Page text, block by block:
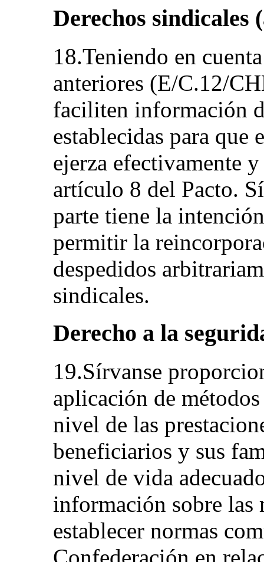
Derechos sindicales
18.Teniendo en
anteriores (E/C.12/
faciliten información
establecidas para que
ejerza efectivamente
artículo 8 del Pacto.
parte tiene la
permitir la
despedidos
sindicales.
Derecho a la
19.Sírvanse
aplicación de
nivel de las
beneficiarios y sus
nivel de vida
información sobre las
establecer normas